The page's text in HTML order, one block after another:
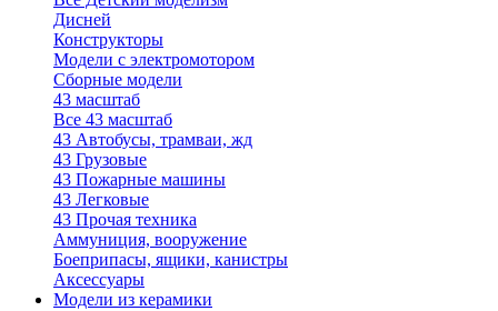
Дисней
Конструкторы
Модели с электромотором
Сборные модели
43 масштаб
Все 43 масштаб
43 Автобусы, трамваи, жд
43 Грузовые
43 Пожарные машины
43 Легковые
43 Прочая техника
Аммуниция, вооружение
Боеприпасы, ящики, канистры
Аксессуары
Модели из керамики